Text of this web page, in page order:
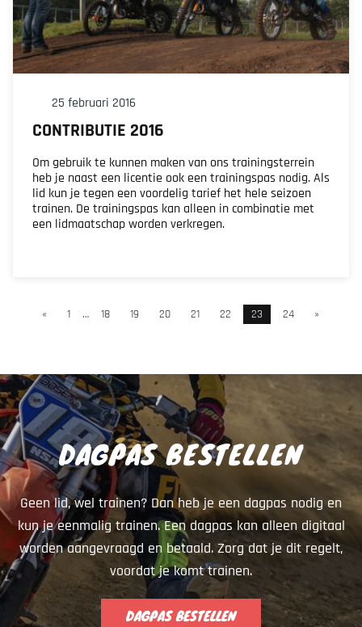
25 februari 2016
CONTRIBUTIE 2016
Om gebruik te kunnen maken van ons trainingsterrein
heb je naast een licentie ook een trainingspas nodig. Als
lid kun je tegen een voordelig tarief het hele seizoen
trainen. De trainingspas kan alleen in combinatie met
een lidmaatschap worden verkregen.
« 1 … 18 19 20 21 22 23 24 »
DAGPAS BESTELLEN
Geen lid, wel trainen? Dan heb je een dagpas nodig en
kun je eenmalig trainen. Een dagpas kan alleen digitaal
worden aangevraagd en betaald. Zorg dat je dit regelt,
voordat je komt trainen.
DAGPAS BESTELLEN